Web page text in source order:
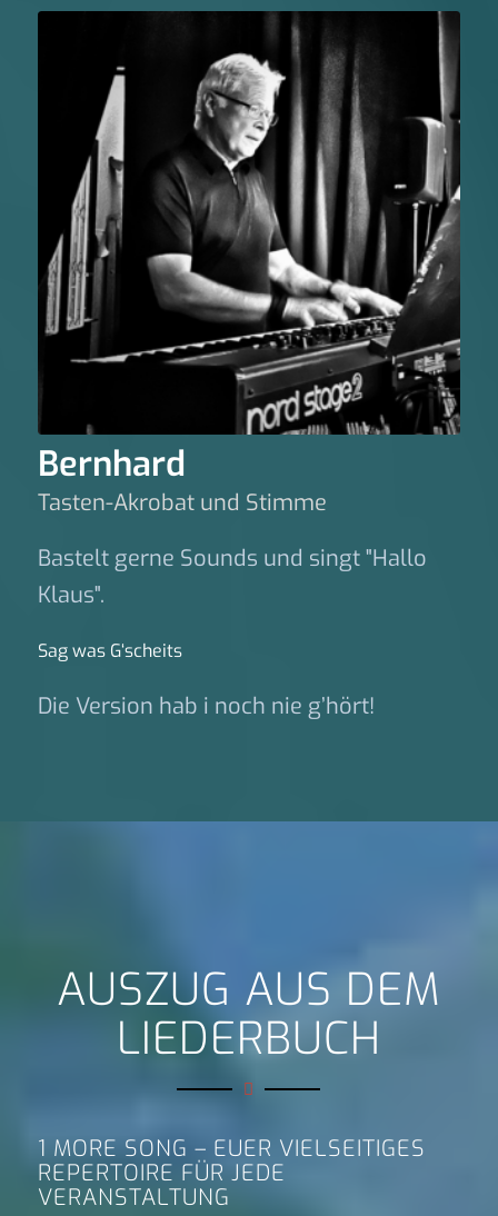
Bernhard
Tasten-Akrobat und Stimme
Bastelt gerne Sounds und singt "Hallo
Klaus".
Sag was G‘scheits
Die Version hab i noch nie g’hört!
AUSZUG AUS DEM
LIEDERBUCH
1 MORE SONG – EUER VIELSEITIGES
REPERTOIRE FÜR JEDE
VERANSTALTUNG